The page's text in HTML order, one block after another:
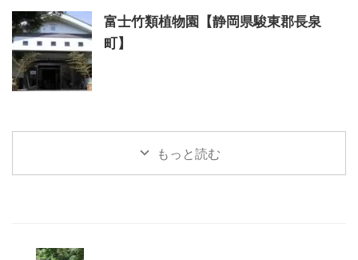
富士竹類植物園【静岡県駿東郡長泉
町】
もっと読む